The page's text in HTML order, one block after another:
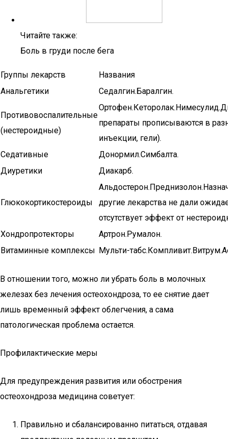
Читайте также:
Боль в груди после бега
Группы лекарств
Названия
Анальгетики
Седалгин.Баралгин.
Противовоспалительные
(нестероидные)
препараты прописываются в
инъекции, гели).
Седативные
Донормил.Симбалта.
Диуретики
Диакарб.
Глюкокортикостероиды
другие лекарства не дали
отсутствует эффект от
Хондропротекторы
Артрон.Румалон.
Витаминные комплексы Мульти-
В отношении того, можно ли убрать боль в молочных
железах без лечения остеохондроза, то ее снятие дает
лишь временный эффект облегчения, а сама
патологическая проблема остается.
Профилактические меры
Для предупреждения развития или обострения
остеохондроза медицина советует:
Правильно и сбалансированно питаться, отдавая